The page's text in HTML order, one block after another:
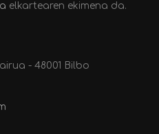
elkartearen ekimena da.
- 48001 Bilbo